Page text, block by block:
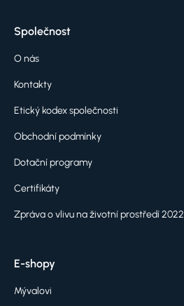
Společnost
O nás
Kontakty
Etický kodex společnosti
Obchodní podmínky
Dotační programy
Certifikáty
Zpráva o vlivu na životní prostředí 2022
E-shopy
Mývalovi